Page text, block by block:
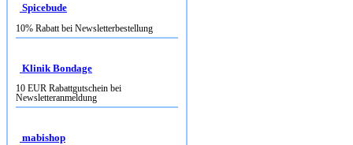
Spicebude
10% Rabatt bei Newsletterbestellung
Klinik Bondage
10 EUR Rabattgutschein bei
Newsletteranmeldung
mabishop